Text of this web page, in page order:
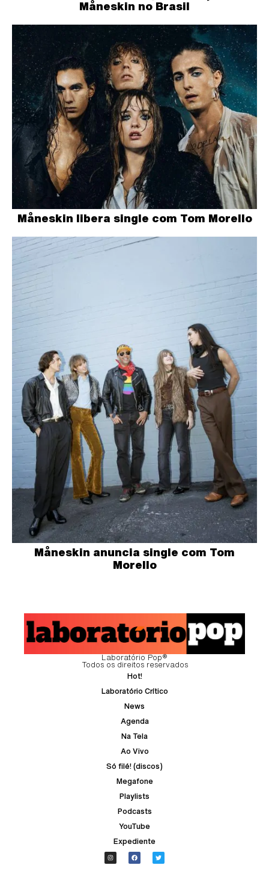
Måneskin no Brasil
Måneskin libera single com Tom Morello
Måneskin anuncia single com Tom
Morello
Laboratório Pop®
Todos os direitos reservados
Hot!
Laboratório Crítico
News
Agenda
Na Tela
Ao Vivo
Só filé! (discos)
Megafone
Playlists
Podcasts
YouTube
Expediente